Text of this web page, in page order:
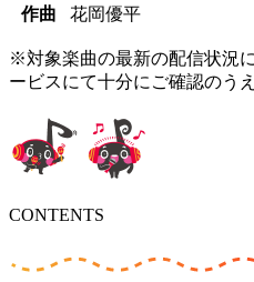
作曲
花岡優平
※対象楽曲の最新の配信状況
ービスにて十分にご確認のう
CONTENTS